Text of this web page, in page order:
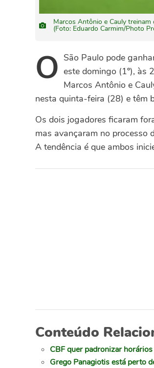
Marcos Antônio e Cauly
(Foto: Eduardo Carmim/Photo
OSão Paulo pode
este domingo (1º), às
Marcos Antônio e
nesta quinta-feira (28) e têm
Os dois jogadores ficaram
mas avançaram no processo
A tendência é que ambos
Conteúdo
CBF quer padronizar
Grego Panagiotis está perto